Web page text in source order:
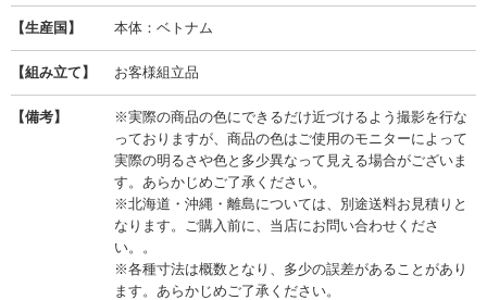
【生産国】 本体：ベトナム
【組み立て】 お客様組立品
【備考】
※実際の商品の色にできるだけ近づけるよう撮影を行な
っておりますが、商品の色はご使用のモニターによって
実際の明るさや色と多少異なって見える場合がございま
す。あらかじめご了承ください。
※北海道・沖縄・離島については、別途送料お見積りと
なります。ご購入前に、当店にお問い合わせくださ
い。。
※各種寸法は概数となり、多少の誤差があることがあり
ます。あらかじめご了承ください。